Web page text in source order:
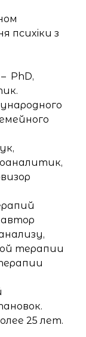
психіки з
PhD,
терапии
25 лет.